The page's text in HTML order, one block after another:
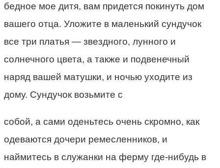
бедное мое дитя, вам придется покинуть дом
вашего отца. Уложите в маленький сундучок
все три платья — звездного, лунного и
солнечного цвета, а также и подвенечный
наряд вашей матушки, и ночью уходите из
дому. Сундучок возьмите с
собой, а сами оденьтесь очень скромно, как
одеваются дочери ремесленников, и
наймитесь в служанки на ферму где-нибудь в